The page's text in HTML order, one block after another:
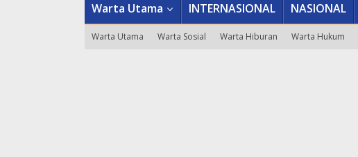
Warta Utama INTERNASIONAL NASIONAL
Warta Utama Warta Sosial Warta Hiburan Warta Hukum